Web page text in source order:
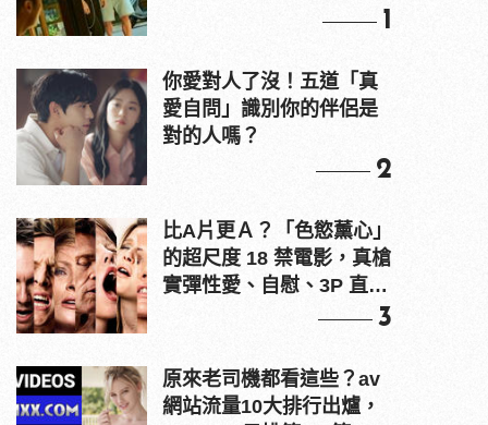
1
你愛對人了沒！五道「真
愛自問」識別你的伴侶是
對的人嗎？
2
比A片更Ａ？「色慾薰心」
的超尺度 18 禁電影，真槍
實彈性愛、自慰、3P 直接
3
原來老司機都看這些？av
網站流量10大排行出爐，